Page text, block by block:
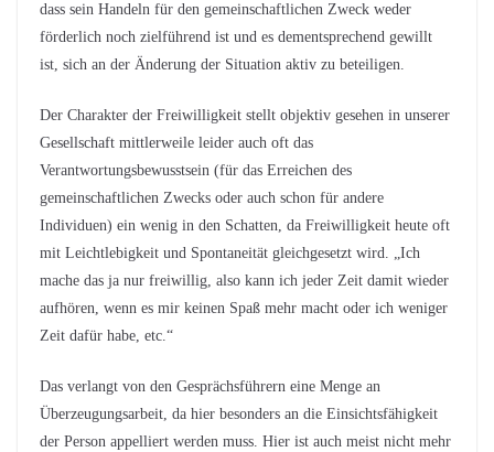
dass sein Handeln für den gemeinschaftlichen Zweck weder
förderlich noch zielführend ist und es dementsprechend gewillt
ist, sich an der Änderung der Situation aktiv zu beteiligen.
Der Charakter der Freiwilligkeit stellt objektiv gesehen in unserer
Gesellschaft mittlerweile leider auch oft das
Verantwortungsbewusstsein (für das Erreichen des
gemeinschaftlichen Zwecks oder auch schon für andere
Individuen) ein wenig in den Schatten, da Freiwilligkeit heute oft
mit Leichtlebigkeit und Spontaneität gleichgesetzt wird. „Ich
mache das ja nur freiwillig, also kann ich jeder Zeit damit wieder
aufhören, wenn es mir keinen Spaß mehr macht oder ich weniger
Zeit dafür habe, etc.“
Das verlangt von den Gesprächsführern eine Menge an
Überzeugungsarbeit, da hier besonders an die Einsichtsfähigkeit
der Person appelliert werden muss. Hier ist auch meist nicht mehr